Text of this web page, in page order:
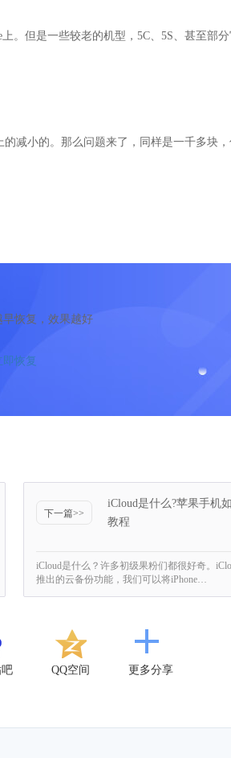
。但是一些较老的机型，5C、5S、甚至部
减小的。那么问题来了，同样是一千多块，
恢复，效果越好
即恢复
下一篇>>
iCloud是什么?苹果手机
教程
iCloud是什么？许多初级果粉们都很好奇。
推出的云备份功能，我们可以将iPhone…
QQ空间 更多分享